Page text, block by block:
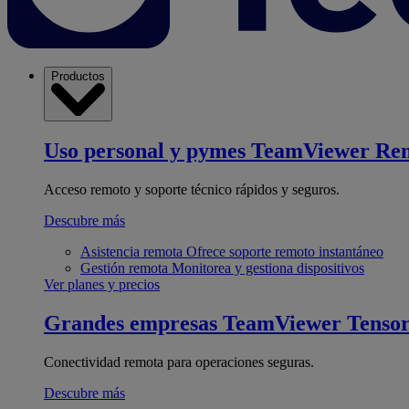
Productos
Uso personal y pymes TeamViewer
Acceso remoto y soporte técnico rápidos y seguros.
Descubre más
Asistencia remota Ofrece soporte remoto instantáneo
Gestión remota Monitorea y gestiona dispositivos
Ver planes y precios
Grandes empresas TeamViewer Tensor
Conectividad remota para operaciones seguras.
Descubre más